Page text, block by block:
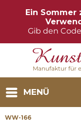
Ein Sommer
Gib den
Manufaktur für
MENÜ
WW-166